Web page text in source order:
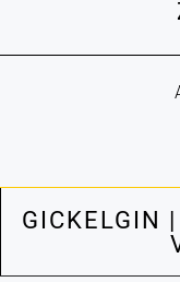
GICKELGIN